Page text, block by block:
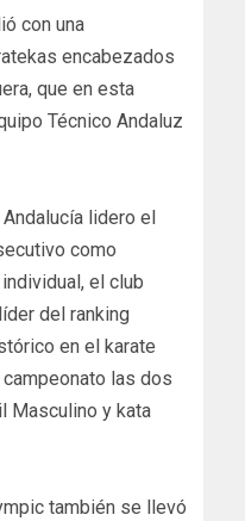
con una
encabezados
que en esta
Técnico Andaluz
lidero el
como
el club
del ranking
en el karate
las dos
Masculino y kata
también se llevó